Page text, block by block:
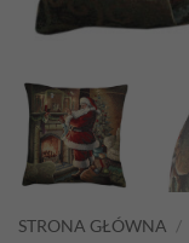
STRONA GŁÓWNA /